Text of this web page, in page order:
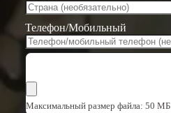
Телефон/Мобильный
Максимальный размер файла: 50 МБ